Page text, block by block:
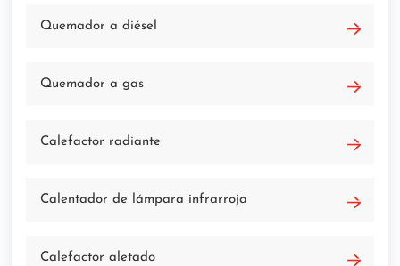
Quemador a diésel
Quemador a gas
Calefactor radiante
Calentador de lámpara infrarroja
Calefactor aletado